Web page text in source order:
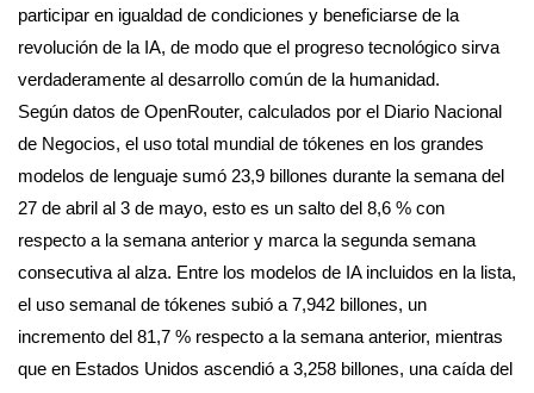
participar en igualdad de condiciones y beneficiarse de la
revolución de la IA, de modo que el progreso tecnológico sirva
verdaderamente al desarrollo común de la humanidad.
Según datos de OpenRouter, calculados por el Diario Nacional
de Negocios, el uso total mundial de tókenes en los grandes
modelos de lenguaje sumó 23,9 billones durante la semana del
27 de abril al 3 de mayo, esto es un salto del 8,6 % con
respecto a la semana anterior y marca la segunda semana
consecutiva al alza. Entre los modelos de IA incluidos en la lista,
el uso semanal de tókenes subió a 7,942 billones, un
incremento del 81,7 % respecto a la semana anterior, mientras
que en Estados Unidos ascendió a 3,258 billones, una caída del